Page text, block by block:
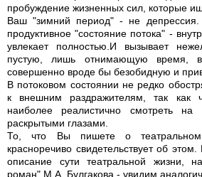
пробуждение жизненных сил, которые
Ваш "зимний период" - не
продуктивное "состояние потока" -
увлекает полностью.И вызывает
пустую, лишь отнимающую время,
совершенно вроде бы безобидную и
В потоковом состоянии не редко
к внешним раздражителям, так как
наиболее реалистично смотреть
раскрытыми глазами.
То, что Вы пишете о
красноречиво свидетельствует об
описание сути театральной жизни,
роман" М.А. Булгакова - увидим